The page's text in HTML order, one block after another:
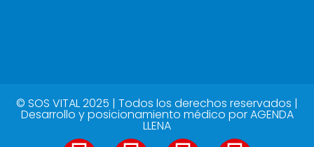
© SOS VITAL 2025 | Todos los derechos reservados |
Desarrollo y posicionamiento médico porAGENDA
LLENA